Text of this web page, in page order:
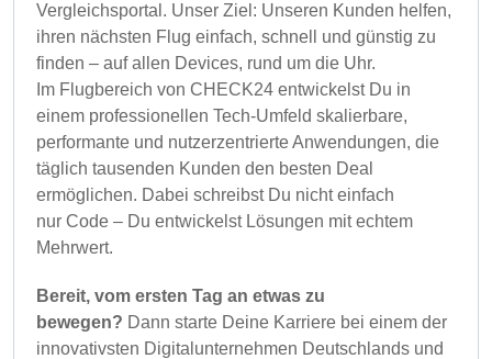
Vergleichsportal. Unser Ziel: Unseren Kunden helfen,
ihren nächsten Flug einfach, schnell und günstig zu
finden – auf allen Devices, rund um die Uhr.
Im Flugbereich von CHECK24 entwickelst Du in
einem professionellen Tech-Umfeld skalierbare,
performante und nutzerzentrierte Anwendungen, die
täglich tausenden Kunden den besten Deal
ermöglichen. Dabei schreibst Du nicht einfach
nur Code – Du entwickelst Lösungen mit echtem
Mehrwert.
Bereit, vom ersten Tag an etwas zu
bewegen? Dann starte Deine Karriere bei einem der
innovativsten Digitalunternehmen Deutschlands und